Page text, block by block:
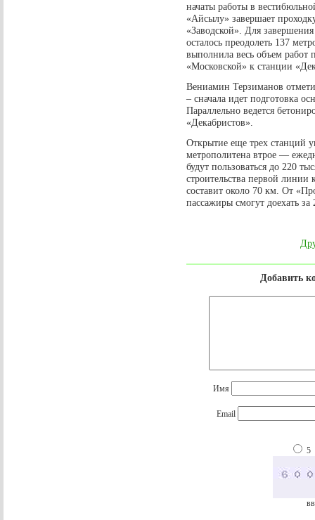
начаты работы в
«Айсылу» завершает
«Заводской». Для
осталось преодолеть 137
выполнила весь объем работ
«Московской» к станции
Вениамин Терзиманов
– сначала идет подготовка
Параллельно ведется
«Декабристов».
Открытие еще трех станций
метрополитена втрое —
будут пользоваться до 220
строительства первой линии
составит около 70 км. От
пассажиры смогут доехать
Добавить
Имя
Email
5